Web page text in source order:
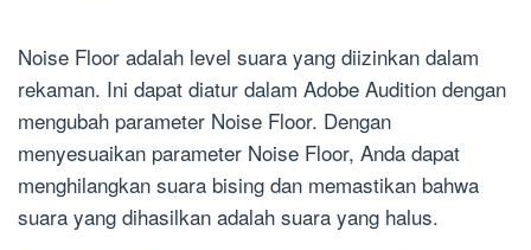
Noise Floor adalah level suara yang diizinkan dalam
rekaman. Ini dapat diatur dalam Adobe Audition dengan
mengubah parameter Noise Floor. Dengan
menyesuaikan parameter Noise Floor, Anda dapat
menghilangkan suara bising dan memastikan bahwa
suara yang dihasilkan adalah suara yang halus.